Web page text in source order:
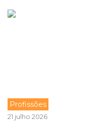
Profissões
21 julho 2026